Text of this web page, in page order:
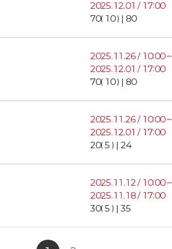
2025.12.01 / 17:00
70( 10 ) | 80
2025.11.26 / 10:00 ~
2025.12.01 / 17:00
70( 10 ) | 80
2025.11.26 / 10:00 ~
2025.12.01 / 17:00
20( 5 ) | 24
2025.11.12 / 10:00 ~
2025.11.18 / 17:00
30( 5 ) | 35